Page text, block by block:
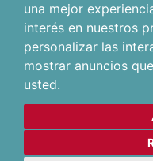
una mejor
interés en nuestros
personalizar las
mostrar anuncios
usted.